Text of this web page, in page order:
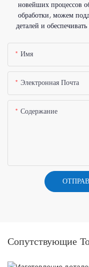
новейших процессов
обработки, можем
деталей и
Имя
Электронная Почта
Содержание
Сопутствующие